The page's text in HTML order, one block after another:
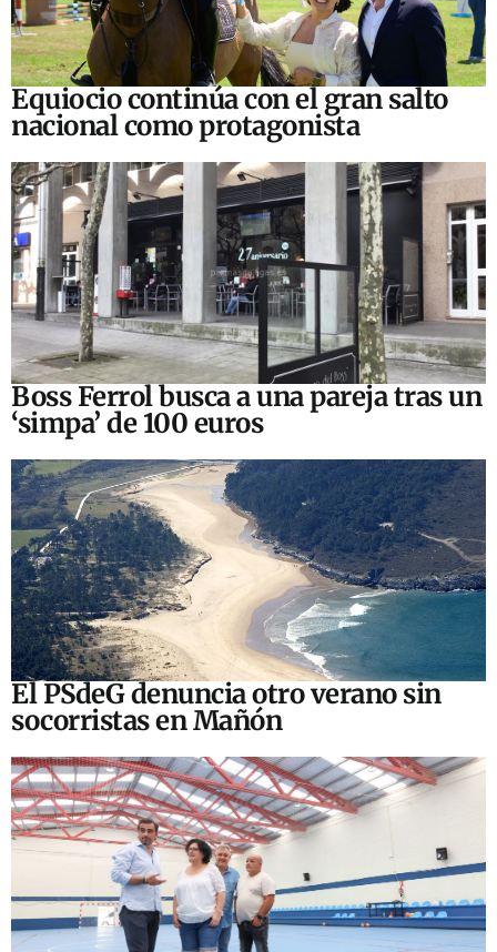
Equiocio continúa con el gran salto
nacional como protagonista
Boss Ferrol busca a una pareja tras un
‘simpa’ de 100 euros
El PSdeG denuncia otro verano sin
socorristas en Mañón